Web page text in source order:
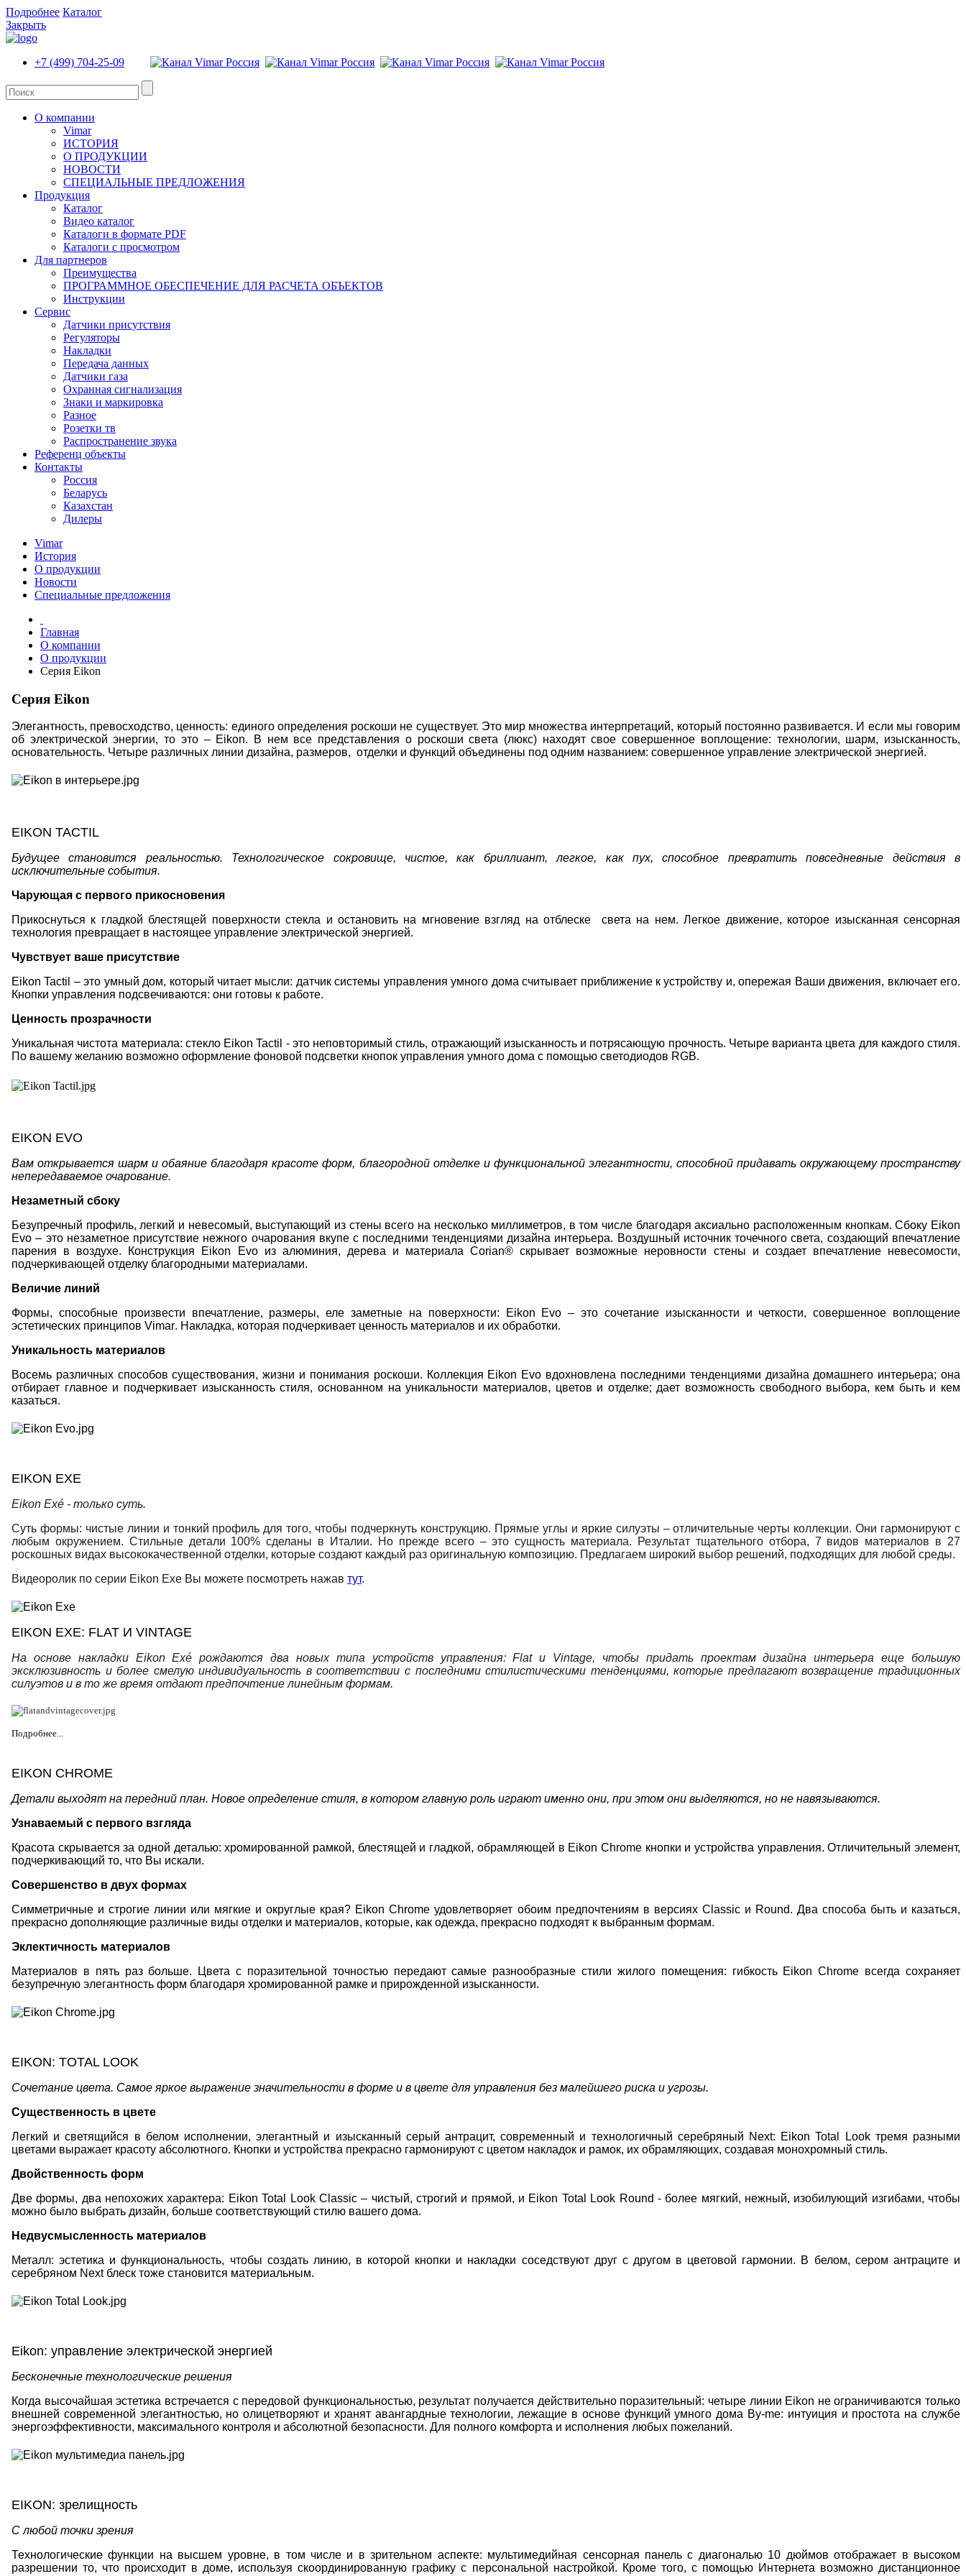
Подробнее Каталог
Закрыть
+7 (499) 704-25-09
О компании
Vimar
ИСТОРИЯ
О ПРОДУКЦИИ
НОВОСТИ
СПЕЦИАЛЬНЫЕ ПРЕДЛОЖЕНИЯ
Продукция
Каталог
Видео каталог
Каталоги в формате PDF
Каталоги с просмотром
Для партнеров
Преимущества
ПРОГРАММНОЕ ОБЕСПЕЧЕНИЕ ДЛЯ РАСЧЕТА ОБЪЕКТОВ
Инструкции
Сервис
Датчики присутствия
Регуляторы
Накладки
Передача данных
Датчики газа
Охранная сигнализация
Знаки и маркировка
Разное
Розетки тв
Распространение звука
Референц объекты
Контакты
Россия
Беларусь
Казахстан
Дилеры
Vimar
История
О продукции
Новости
Специальные предложения
Главная
О компании
О продукции
Серия Eikon
Серия Eikon
Элегантность, превосходство, ценность: единого определения роскоши не существует. Это мир множества интерпретаций, который постоянно развивается. И если мы говорим
об электрической энергии, то это – Eikon. В нем все представления о роскоши света (люкс) находят свое совершенное воплощение: технологии, шарм, изысканность,
основательность. Четыре различных линии дизайна, размеров, отделки и функций объединены под одним названием: совершенное управление электрической энергией.
EIKON TACTIL
Будущее становится реальностью. Технологическое сокровище, чистое, как бриллиант, легкое, как пух, способное превратить повседневные действия в
исключительные события.
Чарующая с первого прикосновения
Прикоснуться к гладкой блестящей поверхности стекла и остановить на мгновение взгляд на отблеске света на нем. Легкое движение, которое изысканная сенсорная
технология превращает в настоящее управление электрической энергией.
Чувствует ваше присутствие
Eikon Tactil – это умный дом, который читает мысли: датчик системы управления умного дома считывает приближение к устройству и, опережая Ваши движения, включает его.
Кнопки управления подсвечиваются: они готовы к работе.
Ценность прозрачности
Уникальная чистота материала: стекло Eikon Tactil - это неповторимый стиль, отражающий изысканность и потрясающую прочность. Четыре варианта цвета для каждого стиля.
По вашему желанию возможно оформление фоновой подсветки кнопок управления умного дома с помощью светодиодов RGB.
EIKON EVO
Вам открывается шарм и обаяние благодаря красоте форм, благородной отделке и функциональной элегантности, способной придавать окружающему пространству
непередаваемое очарование.
Незаметный сбоку
Безупречный профиль, легкий и невесомый, выступающий из стены всего на несколько миллиметров, в том числе благодаря аксиально расположенным кнопкам. Сбоку Eikon
Evo – это незаметное присутствие нежного очарования вкупе с последними тенденциями дизайна интерьера. Воздушный источник точечного света, создающий впечатление
парения в воздухе. Конструкция Eikon Evoиз алюминия, дерева и материалаCorian® скрывает возможные неровности стены и создает впечатление невесомости,
подчеркивающей отделку благородными материалами.
Величие линий
Формы, способные произвести впечатление, размеры, еле заметные на поверхности:
Eikon Evo – это сочетание изысканности и четкости, совершенное воплощение
эстетических принципов Vimar. Накладка, которая подчеркивает ценность материалов и их обработки.
Уникальность материалов
Восемь различных способов существования, жизни и понимания роскоши. Коллекция Eikon Evo вдохновлена последними тенденциями дизайна домашнего интерьера; она
отбирает главное и подчеркивает изысканность стиля, основанном на уникальности материалов, цветов и отделке; дает возможность свободного выбора, кем быть и кем
казаться.
EIKON EXE
Eikon Exé - только суть.
Суть формы: чистые линии и тонкий профиль для того, чтобы подчеркнуть конструкцию. Прямые углы и яркие силуэты – отличительные черты коллекции. Они гармонируют с
любым окружением. Стильные детали 100% сделаны в Италии. Но прежде всего – это сущность материала. Результат тщательного отбора, 7 видов материалов в 27
роскошных видах высококачественной отделки, которые создают каждый раз оригинальную композицию. Предлагаем широкий выбор решений, подходящих для любой среды.
Видеоролик по серии Eikon Exe Вы можете посмотреть нажав тут.
EIKON EXE: FLAT И VINTAGE
На основе накладки Eikon Exé рождаются два новых типа устройств управления: Flat и Vintage, чтобы придать проектам дизайна интерьера еще большую
эксклюзивность и более смелую индивидуальность в соответствии с последними стилистическими тенденциями, которые предлагают возвращение традиционных
силуэтов и в то же время отдают предпочтение линейным формам.
Подробнее...
EIKON CHROME
Детали выходят на передний план. Новое определение стиля, в котором главную роль играют именно они, при этом они выделяются, но не навязываются.
Узнаваемый с первого взгляда
Красота скрывается за одной деталью: хромированной рамкой, блестящей и гладкой, обрамляющей в Eikon Chromeкнопки и устройства управления. Отличительный элемент,
подчеркивающий то, что Вы искали.
Совершенство в двух формах
Симметричные и строгие линии или мягкие и округлые края? Eikon Chrome удовлетворяет обоим предпочтениям в версиях Classicи Round. Два способа быть и казаться,
прекрасно дополняющие различные виды отделки и материалов, которые, как одежда, прекрасно подходят к выбранным формам.
Эклектичность материалов
Материалов в пять раз больше. Цвета с поразительной точностью передают самые разнообразные стили жилого помещения: гибкость Eikon Chrome всегда сохраняет
безупречную элегантность форм благодаря хромированной рамке и прирожденной изысканности.
EIKON: TOTAL LOOK
Сочетание цвета. Самое яркое выражение значительности в форме и в цвете для управления без малейшего риска и угрозы.
Существенность в цвете
Легкий и светящийся в белом исполнении, элегантный и изысканный серый антрацит, современный и технологичный серебряный Next: Eikon Total Lookтремя разными
цветами выражает красоту абсолютного. Кнопки и устройства прекрасно гармонируют с цветом накладок и рамок, их обрамляющих, создавая монохромный стиль.
Двойственность форм
Две формы, два непохожих характера: Eikon Total Look Classic– чистый, строгий и прямой, и Eikon Total Look Round - более мягкий, нежный, изобилующий изгибами, чтобы
можно было выбрать дизайн, больше соответствующий стилю вашего дома.
Недвусмысленность материалов
Металл: эстетика и функциональность, чтобы создать линию, в которой кнопки и накладки соседствуют друг с другом в цветовой гармонии. В белом, сером антраците и
серебряном Nextблеск тоже становится материальным.
Eikon: управление электрической энергией
Бесконечные технологические решения
Когда высочайшая эстетика встречается с передовой функциональностью, результат получается действительно поразительный: четыре линии Eikon не ограничиваются только
внешней современной элегантностью, но олицетворяют и хранят авангардные технологии, лежащие в основе функций умного дома By-me: интуиция и простота на службе
энергоэффективности, максимального контроля и абсолютной безопасности. Для полного комфорта и исполнения любых пожеланий.
EIKON: зрелищность
С любой точки зрения
Технологические функции на высшем уровне, в том числе и в зрительном аспекте: мультимедийная сенсорная панель с диагональю 10 дюймов отображает в высоком
разрешении то, что происходит в доме, используя скоординированную графику с персональной настройкой. Кроме того, с помощью Интернета возможно дистанционное